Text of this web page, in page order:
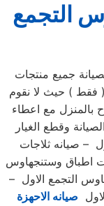
التجمع
جميع منتجات
( فقط ) حيث لا نقوم
بالمنزل مع اعطاء
وقطع الغيار
– صيانه ثلاجات
اطباق وستنجهاوس
التجمع الاول –
صيانه الاحهزة